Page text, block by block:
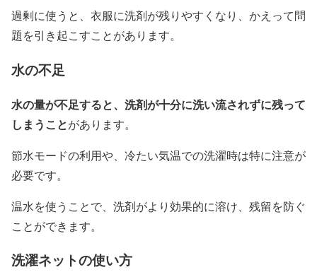
過剰に使うと、衣服に洗剤が残りやすくなり、かえって問
題を引き起こすことがあります。
水の不足
水の量が不足すると、洗剤が十分に洗い流されずに残って
しまうことがあります。
節水モードの利用や、冷たい気温での洗濯時は特に注意が
必要です。
温水を使うことで、洗剤がより効果的に溶け、残留を防ぐ
ことができます。
洗濯ネットの使い方